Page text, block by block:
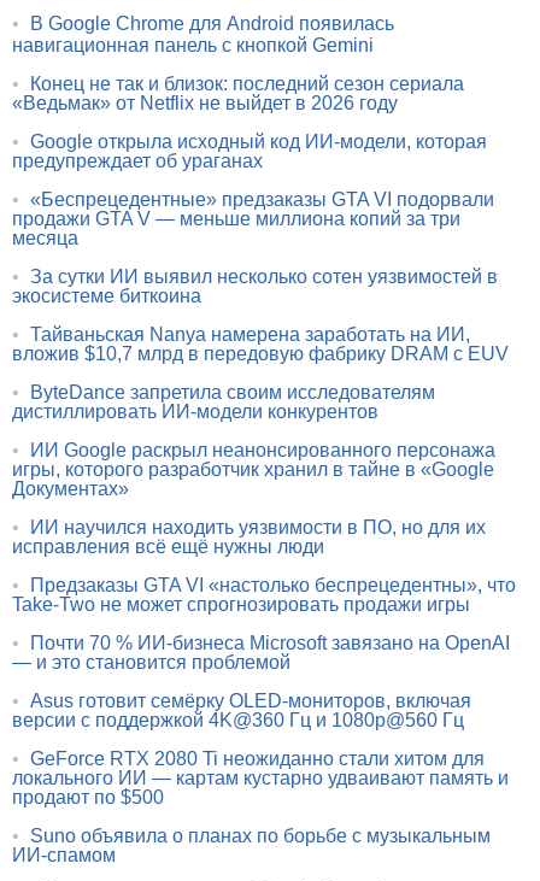
•
В Google Chrome для Android появилась
навигационная панель с кнопкой Gemini
•
Конец не так и близок: последний сезон сериала
«Ведьмак» от Netflix не выйдет в 2026 году
• Google открыла исходный код ИИ-модели, которая
предупреждает об ураганах
• «Беспрецедентные» предзаказы GTA VI подорвали
продажи GTA V — меньше миллиона копий за три
месяца
• За сутки ИИ выявил несколько сотен уязвимостей в
экосистеме биткоина
• Тайваньская Nanya намерена заработать на ИИ,
вложив $10,7 млрд в передовую фабрику DRAM с EUV
•
ByteDance запретила своим исследователям
дистиллировать ИИ-модели конкурентов
•
ИИ Google раскрыл неанонсированного персонажа
игры, которого разработчик хранил в тайне в «Google
Документах»
•
ИИ научился находить уязвимости в ПО, но для их
исправления всё ещё нужны люди
•
Предзаказы GTA VI «настолько беспрецедентны», что
Take-Two не может спрогнозировать продажи игры
•
Почти 70 % ИИ-бизнеса Microsoft завязано на OpenAI
— и это становится проблемой
• Asus готовит семёрку OLED-мониторов, включая
версии с поддержкой 4K@360 Гц и 1080p@560 Гц
• GeForce RTX 2080 Ti неожиданно стали хитом для
локального ИИ — картам кустарно удваивают память и
продают по $500
•
Suno объявила о планах по борьбе с музыкальным
ИИ-спамом